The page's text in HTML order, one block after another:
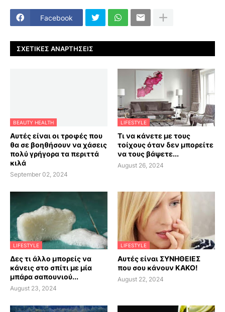
Facebook
ΣΧΕΤΙΚΈΣ ΑΝΑΡΤΉΣΕΙΣ
BEAUTY HEALTH
Αυτές είναι οι τροφές που
θα σε βοηθήσουν να χάσεις
πολύ γρήγορα τα περιττά
κιλά
September 02, 2024
LIFESTYLE
Τι να κάνετε με τους
τοίχους όταν δεν μπορείτε
να τους βάψετε...
August 26, 2024
LIFESTYLE
Δες τι άλλο μπορείς να
κάνεις στο σπίτι με μία
μπάρα σαπουνιού...
August 23, 2024
LIFESTYLE
Αυτές είναι ΣΥΝΗΘΕΙΕΣ
που σου κάνουν ΚΑΚΟ!
August 22, 2024